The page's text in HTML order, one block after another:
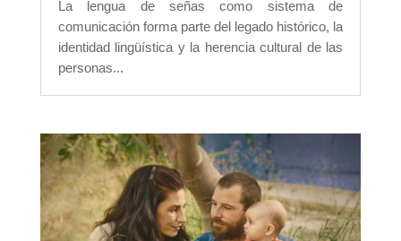
La lengua de señas como sistema de
comunicación forma parte del legado histórico, la
identidad lingüística y la herencia cultural de las
personas...